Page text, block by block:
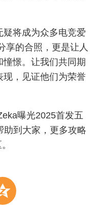
疑将成为众多电竞爱
享的合照，更是让人
憬。让我们共同期
现，见证他们为荣誉
曝光2025首发五
助到大家，更多攻略